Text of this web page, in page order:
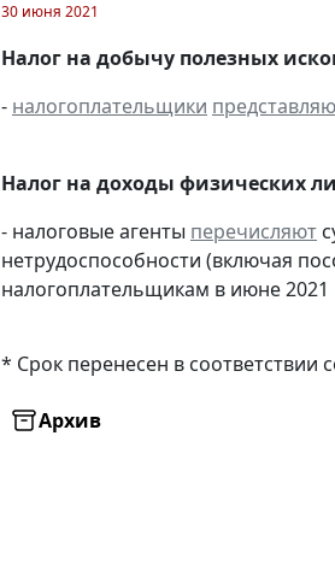
30 июня 2021
Налог на добычу полезных
- налогоплательщики
Налог на доходы физических
- налоговые агенты перечисляют
нетрудоспособности (включая
налогоплательщикам в июне 2021
* Срок перенесен в соответствии
Архив